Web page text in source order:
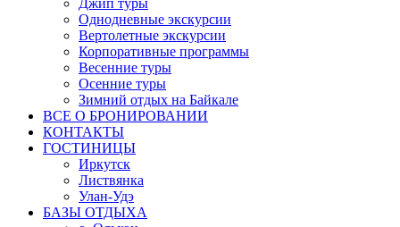
Джип туры
Однодневные экскурсии
Вертолетные экскурсии
Корпоративные программы
Весенние туры
Осенние туры
Зимний отдых на Байкале
ВСЕ О БРОНИРОВАНИИ
КОНТАКТЫ
ГОСТИНИЦЫ
Иркутск
Листвянка
Улан-Удэ
БАЗЫ ОТДЫХА